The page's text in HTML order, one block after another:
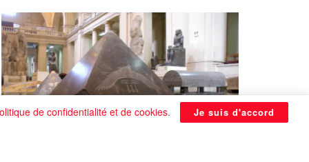
de confidentialité et de cookies. Je suis d'accord